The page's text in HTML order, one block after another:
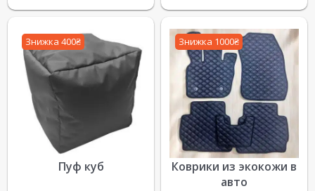
Знижка 400₴
Пуф куб
Знижка 1000₴
Коврики из экокожи в
авто